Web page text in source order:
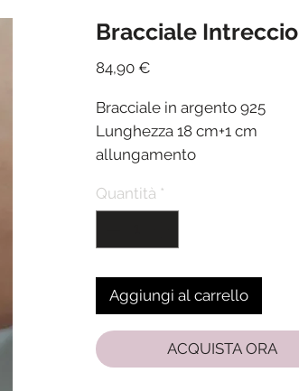
Bracciale Intreccio
84,90 €Prezzo
Bracciale in argento 925
Lunghezza 18 cm+1 cm
allungamento
Spedizione in 24/48 ore dalla
Quantità *
Aggiungi al carrello
ACQUISTA ORA